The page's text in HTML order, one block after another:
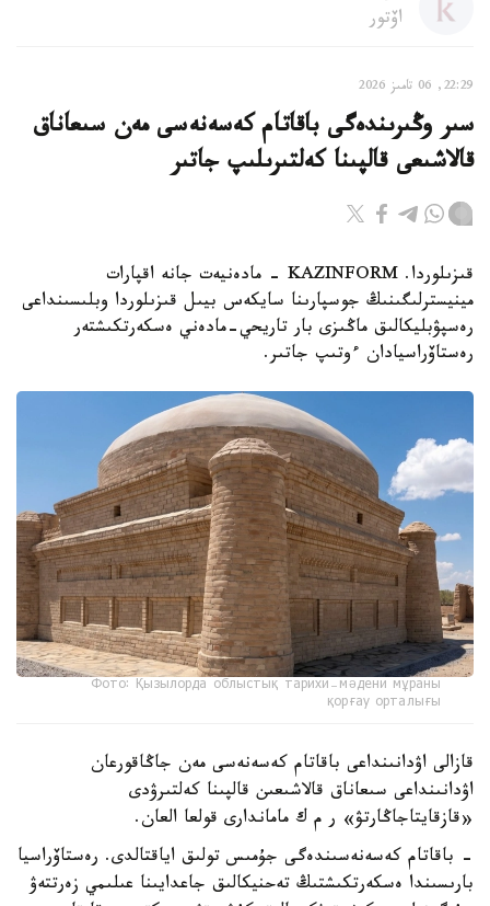
اۆتور
22:29, 06 تامىز 2026
سىر وڭىرىندەگى باقاتام كەسەنەسى مەن سىعاناق
قالاشىعى قالپىنا كەلتىرىلىپ جاتىر
قىزىلوردا. KAZINFORM - مادەنيەت جانە اقپارات
مينيسترلىگىنىڭ جوسپارىنا سايكەس بيىل قىزىلوردا وبلىسىنداعى
رەسپۋبليكالىق ماڭىزى بار تاريحي-مادەني ەسكەرتكىشتەر
رەستاۆراسيادان ءوتىپ جاتىر.
Фото: Қызылорда облыстық тарихи-мәдени мұраны
қорғау орталығы
قازالى اۋدانىنداعى باقاتام كەسەنەسى مەن جاڭاقورعان
اۋدانىنداعى سىعاناق قالاشىعىن قالپىنا كەلتىرۋدى
«قازقايتاجاڭارتۋ» ر م ك ماماندارى قولعا العان.
- باقاتام كەسەنەسىندەگى جۇمىس تولىق اياقتالدى. رەستاۆراسيا
بارىسىندا ەسكەرتكىشتىڭ تەحنيكالىق جاعدايىنا عىلىمي زەرتتەۋ